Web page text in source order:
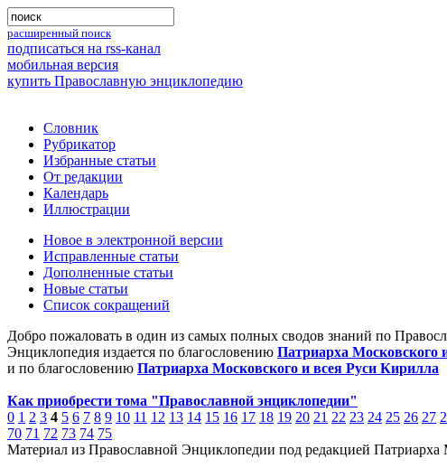
расширенный поиск
подписаться на rss-канал
мобильная версия
купить Православную энциклопедию
Словник
Рубрикатор
Избранные статьи
От редакции
Календарь
Иллюстрации
Новое в электронной версии
Исправленные статьи
Дополненные статьи
Новые статьи
Список сокращений
Добро пожаловать в один из самых полных сводов знаний по
Энциклопедия издается по благословению Патриарха Московского
и по благословению Патриарха Московского и всея Руси Кирилла
Как приобрести тома "Православной энциклопедии"
0 1 2 3 4 5 6 7 8 9 10 11 12 13 14 15 16 17 18 19 20 21 22 23 24 25 26 27
70 71 72 73 74 75
Материал из Православной Энциклопедии под редакцией Патриарха